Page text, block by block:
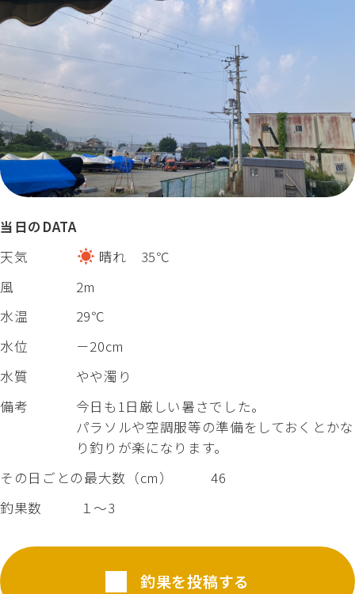
当日のDATA
天気
晴れ 35℃
風
2m
水温
29℃
水位
－20cm
水質
やや濁り
備考
今日も1日厳しい暑さでした。
パラソルや空調服等の準備をしておくとかな
り釣りが楽になります。
その日ごとの最大数（cm）
46
釣果数
１～3
釣果を投稿する